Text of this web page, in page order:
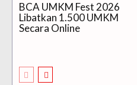
BCA UMKM Fest 2026
Libatkan 1.500 UMKM
Secara Online